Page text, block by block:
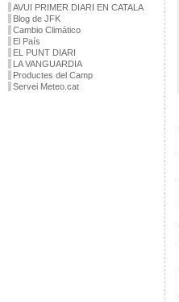
AVUI PRIMER DIARI EN CATALA
Blog de JFK
Cambio Climático
El País
EL PUNT DIARI
LA VANGUARDIA
Productes del Camp
Servei Meteo.cat